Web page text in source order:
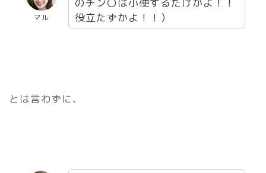
マル
のチン〇は小便するだけかよ！！
役立たずかよ！！）
とは言わずに、